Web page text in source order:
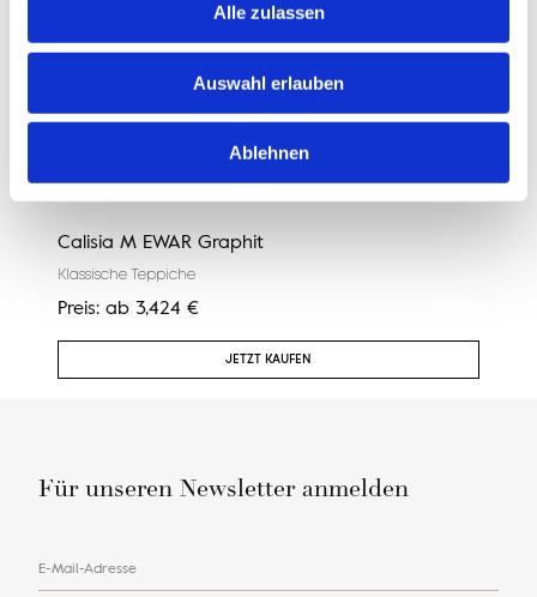
Alle zulassen
Auswahl erlauben
Ablehnen
Calisia M EWAR Graphit
Klassische Teppiche
Preis: ab 3,424 €
JETZT KAUFEN
Für unseren Newsletter anmelden
E-Mail-Adresse